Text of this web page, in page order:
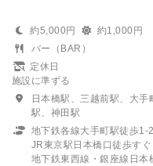
約5,000円
約1,000円
バー（BAR）
定休日
施設に準ずる
日本橋駅、三越前駅、大
駅、神田駅
地下鉄各線大手町駅徒歩1-
JR東京駅日本橋口徒歩すぐ
地下鉄東西線・銀座線日本